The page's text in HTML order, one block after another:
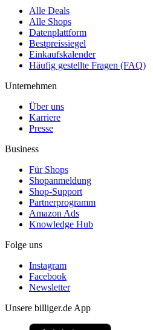
Alle Deals
Alle Shops
Datenplattform
Bestpreissiegel
Einkaufskalender
Häufig gestellte Fragen (FAQ)
Unternehmen
Über uns
Karriere
Presse
Business
Für Shops
Shopanmeldung
Shop-Support
Partnerprogramm
Amazon Ads
Knowledge Hub
Folge uns
Instagram
Facebook
Newsletter
Unsere billiger.de App